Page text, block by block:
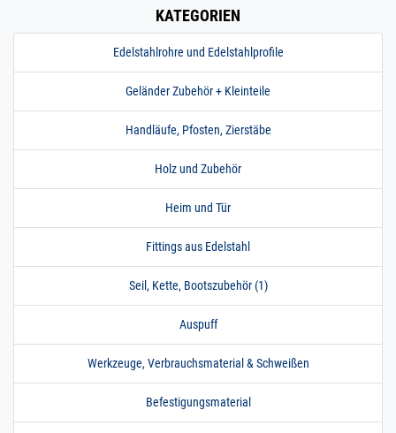
KATEGORIEN
Edelstahlrohre und Edelstahlprofile
Geländer Zubehör + Kleinteile
Handläufe, Pfosten, Zierstäbe
Holz und Zubehör
Heim und Tür
Fittings aus Edelstahl
Seil, Kette, Bootszubehör (1)
Auspuff
Werkzeuge, Verbrauchsmaterial & Schweißen
Befestigungsmaterial